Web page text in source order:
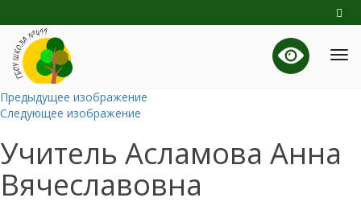
Предыдущее изображение
Следующее изображение
Учитель Асламова Анна
Вячеславовна